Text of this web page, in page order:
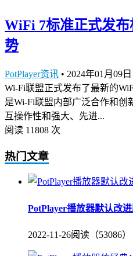
WiFi 7标准正式发
势
PotPlayer资讯 • 2024年01月09日
Wi-Fi联盟正式发布了最新的
是Wi-Fi联盟内部广泛合作和创
互操作性和强大、先进...
阅读 11808 次
热门文章
PotPlayer播放器默认改
2022-11-26阅读（53086）